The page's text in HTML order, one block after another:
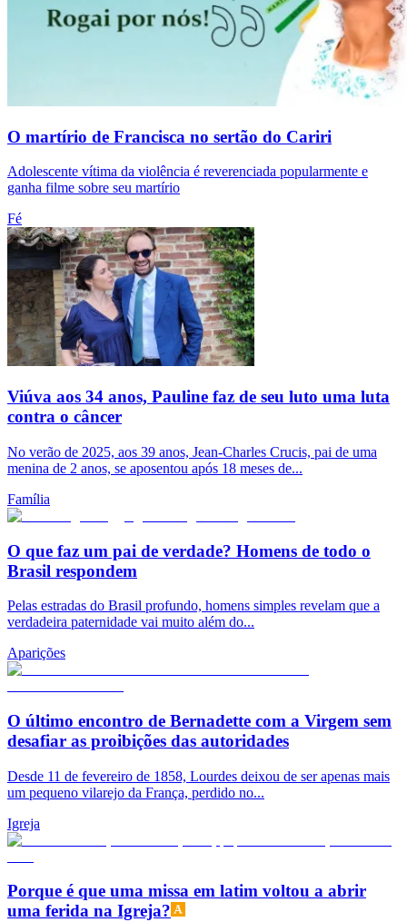
O martírio de Francisca no sertão do Cariri
Adolescente vítima da violência é reverenciada popularmente e
ganha filme sobre seu martírio
Fé
Viúva aos 34 anos, Pauline faz de seu luto uma luta
contra o câncer
No verão de 2025, aos 39 anos, Jean-Charles Crucis, pai de uma
menina de 2 anos, se aposentou após 18 meses de...
Família
O que faz um pai de verdade? Homens de todo o
Brasil respondem
Pelas estradas do Brasil profundo, homens simples revelam que a
verdadeira paternidade vai muito além do...
Aparições
O último encontro de Bernadette com a Virgem sem
desafiar as proibições das autoridades
Desde 11 de fevereiro de 1858, Lourdes deixou de ser apenas mais
um pequeno vilarejo da França, perdido no...
Igreja
Porque é que uma missa em latim voltou a abrir
uma ferida na Igreja?